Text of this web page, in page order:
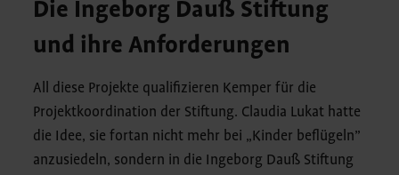
Die Ingeborg Dauß Stiftung
und ihre Anforderungen
All diese Projekte qualifizieren Kemper für die
Projektkoordination der Stiftung. Claudia Lukat hatte
die Idee, sie fortan nicht mehr bei „Kinder beflügeln”
anzusiedeln, sondern in die Ingeborg Dauß Stiftung